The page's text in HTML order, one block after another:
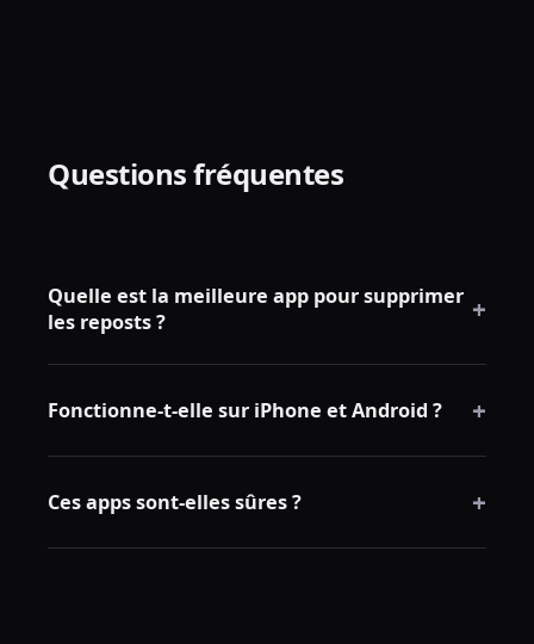
Questions fréquentes
Quelle est la meilleure app pour supprimer
les reposts ?
+
propose un aperçu, utilise un rythme sécurisé et
Fonctionne-t-elle sur iPhone et Android ? +
et iOS.
Ces apps sont-elles sûres ? +